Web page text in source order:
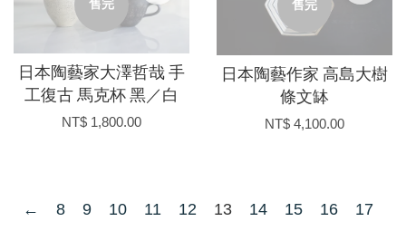
售完
日本陶藝家大澤哲哉 手
工復古 馬克杯 黑／白
NT$ 1,800.00
售完
日本陶藝作家 高島大樹
條文缽
NT$ 4,100.00
← 8 9 10 11 12 13 14 15 16
17